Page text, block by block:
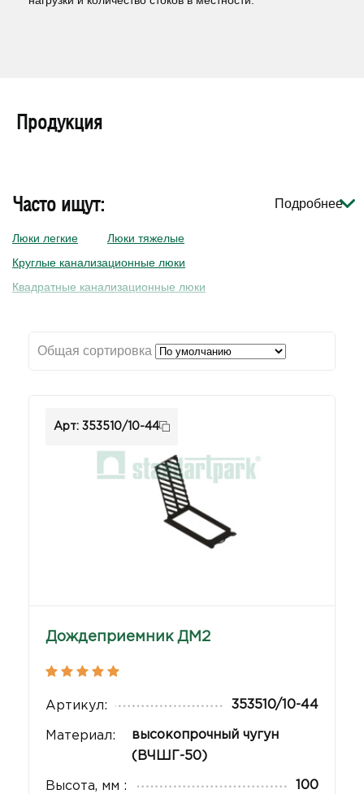
Продукция
Часто ищут: Подробнее
Люки легкие
Люки тяжелые
Круглые канализационные люки
Квадратные канализационные люки
Дождеприемники из серого чугуна
Общая сортировка
Арт: 353510/10-44
Дождеприемник ДМ2
Артикул: 353510/10-44
Материал:
высокопрочный чугун
(ВЧШГ-50)
Высота, мм : 100